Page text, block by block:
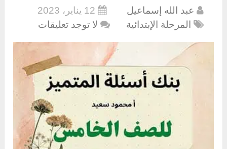
عبد الله إسماعيل
12 يناير، 2023
المرحلة الإبتدائية
لا توجد تعليقات